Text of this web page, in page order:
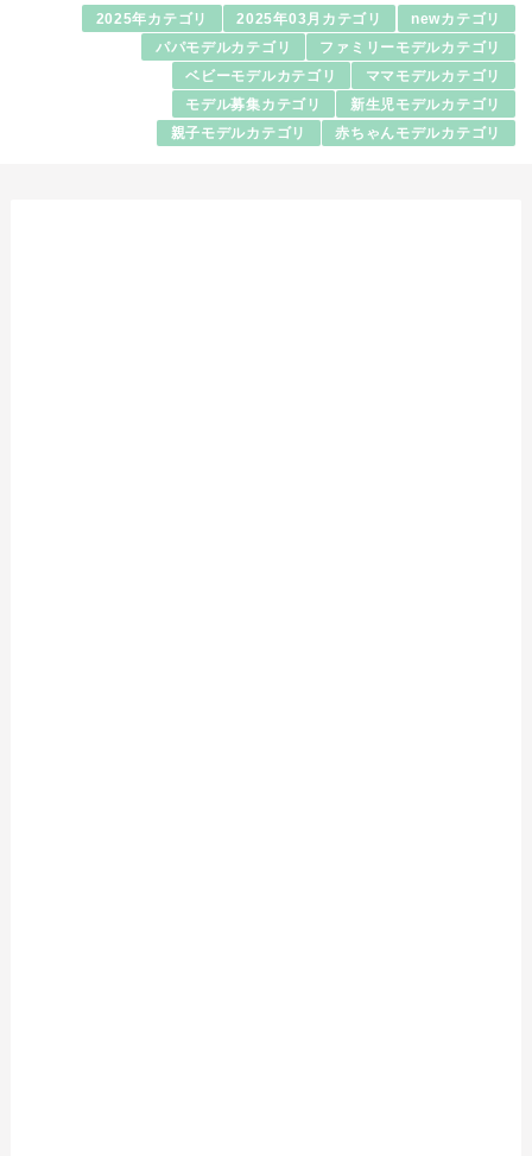
2025年カテゴリ 2025年03月カテゴリ newカテゴリ
パパモデルカテゴリ ファミリーモデルカテゴリ
ベビーモデルカテゴリ ママモデルカテゴリ
モデル募集カテゴリ 新生児モデルカテゴリ
親子モデルカテゴリ 赤ちゃんモデルカテゴリ